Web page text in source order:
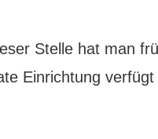
Stelle hat man
Einrichtung